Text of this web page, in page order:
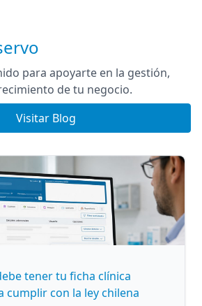
para apoyarte en la gestión,
de tu negocio.
Visitar Blog
tener tu ficha clínica
cumplir con la ley chilena